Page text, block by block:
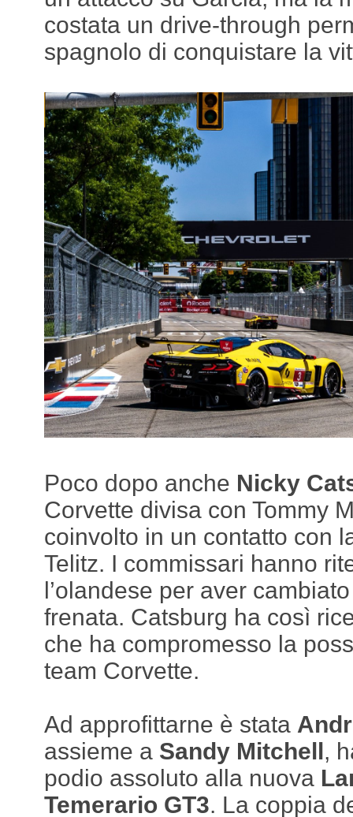
costata un drive-through
spagnolo di conquistare la
Poco dopo anche Nicky
Corvette divisa con Tommy
coinvolto in un contatto con
Telitz. I commissari hanno
l’olandese per aver
frenata. Catsburg ha così
che ha compromesso la
team Corvette.
Ad approfittarne è stata
assieme a Sandy Mitchell,
podio assoluto alla nuova
Temerario GT3. La coppia